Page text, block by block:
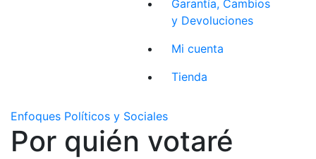
Garantía, Cambios
y Devoluciones
Mi cuenta
Tienda
Enfoques Políticos y Sociales
Por quién votaré